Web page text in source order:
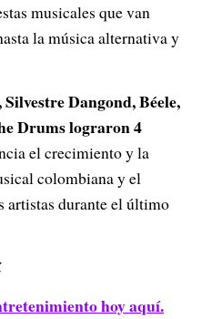
musicales que van
la música alternativa y
Dangond, Béele,
Drums lograron 4
el crecimiento y la
colombiana y el
artistas durante el último
hoy aquí.